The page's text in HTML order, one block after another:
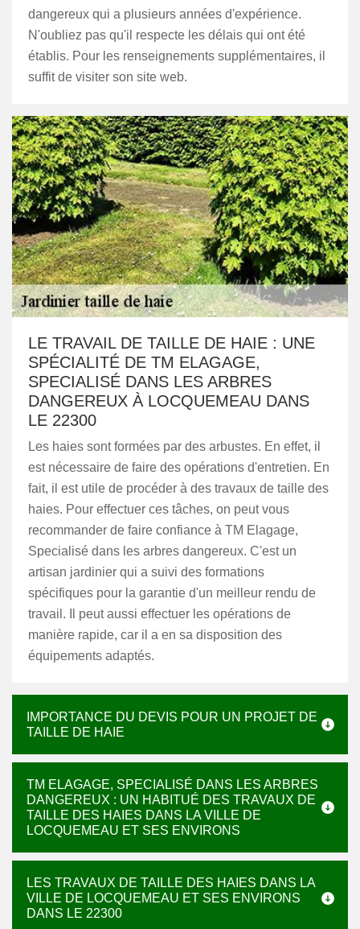
dangereux qui a plusieurs années d'expérience.
N'oubliez pas qu'il respecte les délais qui ont été
établis. Pour les renseignements supplémentaires, il
suffit de visiter son site web.
LE TRAVAIL DE TAILLE DE HAIE : UNE
SPÉCIALITÉ DE TM ELAGAGE,
SPECIALISÉ DANS LES ARBRES
DANGEREUX À LOCQUEMEAU DANS
LE 22300
Les haies sont formées par des arbustes. En effet, il
est nécessaire de faire des opérations d'entretien. En
fait, il est utile de procéder à des travaux de taille des
haies. Pour effectuer ces tâches, on peut vous
recommander de faire confiance à TM Elagage,
Specialisé dans les arbres dangereux. C'est un
artisan jardinier qui a suivi des formations
spécifiques pour la garantie d'un meilleur rendu de
travail. Il peut aussi effectuer les opérations de
manière rapide, car il a en sa disposition des
équipements adaptés.
IMPORTANCE DU DEVIS POUR UN PROJET DE
TAILLE DE HAIE
TM ELAGAGE, SPECIALISÉ DANS LES ARBRES
DANGEREUX : UN HABITUÉ DES TRAVAUX DE
TAILLE DES HAIES DANS LA VILLE DE
LOCQUEMEAU ET SES ENVIRONS
LES TRAVAUX DE TAILLE DES HAIES DANS LA
VILLE DE LOCQUEMEAU ET SES ENVIRONS
DANS LE 22300